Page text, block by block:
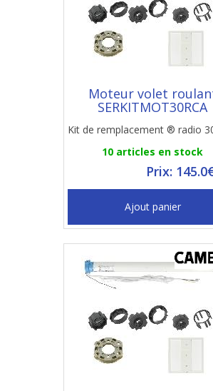
Moteur volet
SERKITMOT30RCA
Kit de remplacement ® radio
10 articles en stock
Prix:
Ajout panier